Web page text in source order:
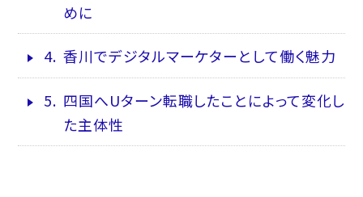
めに
4. 香川でデジタルマーケターとして働く魅力
5. 四国へUターン転職したことによって変化し
た主体性